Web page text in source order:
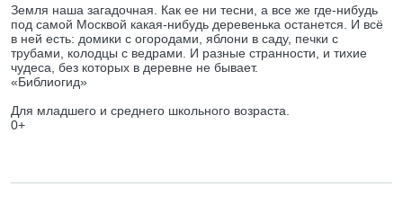
Земля наша загадочная. Как ее ни тесни, а все же где-нибудь
под самой Москвой какая-нибудь деревенька останется. И всё
в ней есть: домики с огородами, яблони в саду, печки с
трубами, колодцы с ведрами. И разные странности, и тихие
чудеса, без которых в деревне не бывает.
«Библиогид»
Для младшего и среднего школьного возраста.
0+